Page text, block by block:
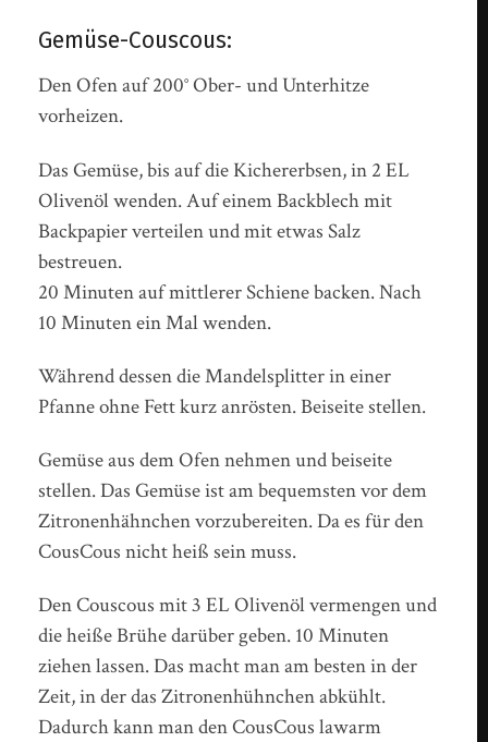
Gemüse-Couscous:
Den Ofen auf 200° Ober- und Unterhitze
vorheizen.
Das Gemüse, bis auf die Kichererbsen, in 2 EL
Olivenöl wenden. Auf einem Backblech mit
Backpapier verteilen und mit etwas Salz
bestreuen.
20 Minuten auf mittlerer Schiene backen. Nach
10 Minuten ein Mal wenden.
Während dessen die Mandelsplitter in einer
Pfanne ohne Fett kurz anrösten. Beiseite stellen.
Gemüse aus dem Ofen nehmen und beiseite
stellen. Das Gemüse ist am bequemsten vor dem
Zitronenhähnchen vorzubereiten. Da es für den
CousCous nicht heiß sein muss.
Den Couscous mit 3 EL Olivenöl vermengen und
die heiße Brühe darüber geben. 10 Minuten
ziehen lassen. Das macht man am besten in der
Zeit, in der das Zitronenhühnchen abkühlt.
Dadurch kann man den CousCous lawarm